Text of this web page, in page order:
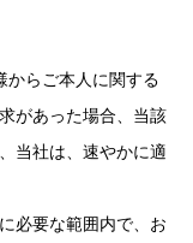
からご本人に関する
があった場合、当該
当社は、速やかに適
必要な範囲内で、お